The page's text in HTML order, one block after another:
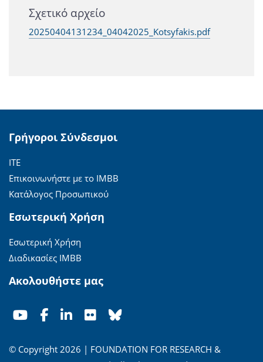
Σχετικό αρχείο
20250404131234_04042025_Kotsyfakis.pdf
Γρήγοροι Σύνδεσμοι
ΙΤΕ
Επικοινωνήστε με το ΙΜΒΒ
Κατάλογος Προσωπικού
Εσωτερική Χρήση
Εσωτερική Χρήση
Διαδικασίες ΙΜΒΒ
Ακολουθήστε μας
© Copyright 2026 | FOUNDATION FOR RESEARCH &